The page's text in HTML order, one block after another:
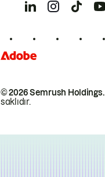
© 2026 Semrush Holdings.
saklıdır.